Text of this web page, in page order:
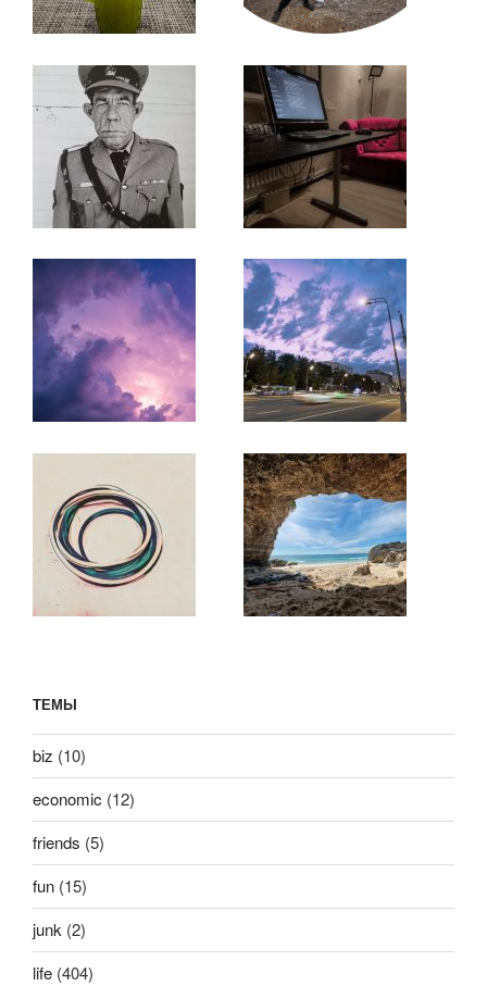
ТЕМЫ
biz (10)
economic (12)
friends (5)
fun (15)
junk (2)
life (404)